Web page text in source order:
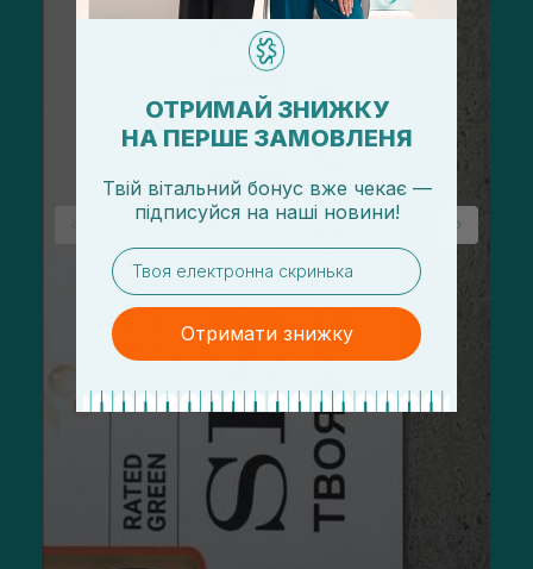
ОТРИМАЙ ЗНИЖКУ
НА ПЕРШЕ ЗАМОВЛЕНЯ
Твій вітальний бонус вже чекає —
підписуйся на наші новини!
email
Отримати знижку